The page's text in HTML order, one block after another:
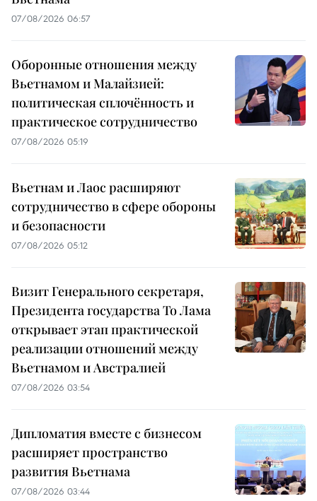
07/08/2026 06:57
Оборонные отношения между
Вьетнамом и Малайзией:
политическая сплочённость и
практическое сотрудничество
07/08/2026 05:19
Вьетнам и Лаос расширяют
сотрудничество в сфере обороны
и безопасности
07/08/2026 05:12
Визит Генерального секретаря,
Президента государства То Лама
открывает этап практической
реализации отношений между
Вьетнамом и Австралией
07/08/2026 03:54
Дипломатия вместе с бизнесом
расширяет пространство
развития Вьетнама
07/08/2026 03:44